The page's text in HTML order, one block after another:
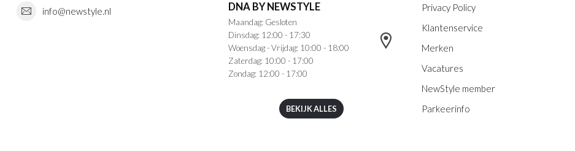
info@newstyle.nl DNA BY NEWSTYLE
Maandag: Gesloten
Dinsdag: 12:00 - 17:30
Woensdag - Vrijdag: 10:00 - 18:00
Zaterdag: 10:00 - 17:00
Zondag: 12:00 - 17:00
BEKIJK ALLES
Privacy Policy
Klantenservice
Merken
Vacatures
NewStyle member
Parkeerinfo